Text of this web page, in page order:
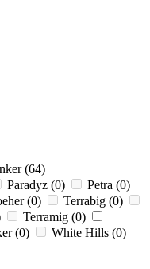
(64)
Paradyz (0) Petra (0)
(0) Terrabig (0)
Terramig (0)
(0) White Hills (0)